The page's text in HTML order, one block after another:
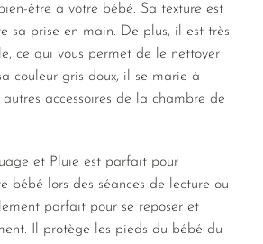
être à votre bébé. Sa texture est
sa prise en main. De plus, il est très
ce qui vous permet de le nettoyer
couleur gris doux, il se marie à
accessoires de la chambre de
et Pluie est parfait pour
bébé lors des séances de lecture ou
parfait pour se reposer et
Il protège les pieds du bébé du